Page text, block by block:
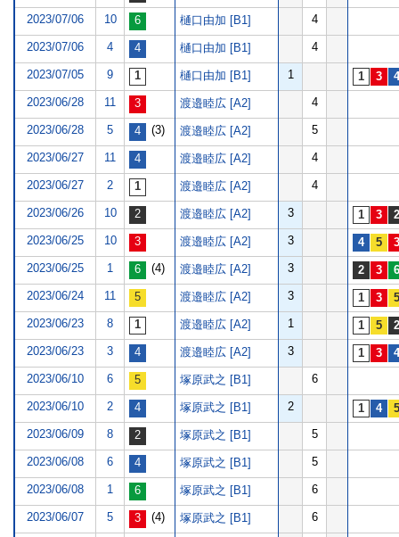
2023/07/06 10 樋口由加 [B1] 4
2023/07/06 4 樋口由加 [B1] 4
2023/07/05 9 樋口由加 [B1] 1
2023/06/28 11 渡邉睦広 [A2] 4
2023/06/28 5 (3) 渡邉睦広 [A2] 5
2023/06/27 11 渡邉睦広 [A2] 4
2023/06/27 2 渡邉睦広 [A2] 4
2023/06/26 10 渡邉睦広 [A2] 3
2023/06/25 10 渡邉睦広 [A2] 3
2023/06/25 1 (4) 渡邉睦広 [A2] 3
2023/06/24 11 渡邉睦広 [A2] 3
2023/06/23 8 渡邉睦広 [A2] 1
2023/06/23 3 渡邉睦広 [A2] 3
2023/06/10 6 塚原武之 [B1] 6
2023/06/10 2 塚原武之 [B1] 2
2023/06/09 8 塚原武之 [B1] 5
2023/06/08 6 塚原武之 [B1] 5
2023/06/08 1 塚原武之 [B1] 6
2023/06/07 5 (4) 塚原武之 [B1] 6